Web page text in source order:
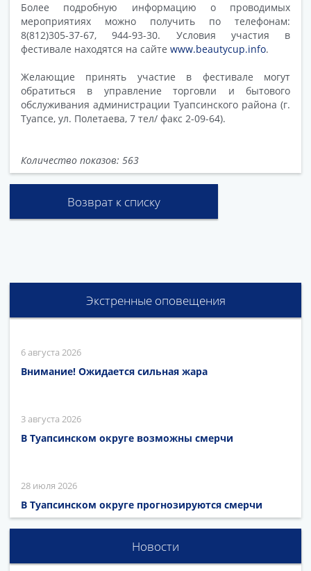
Более подробную информацию о проводимых
мероприятиях можно получить по телефонам:
8(812)305-37-67, 944-93-30. Условия участия в
фестивале находятся на сайте www.beautycup.info.
Желающие принять участие в фестивале могут
обратиться в управление торговли и бытового
обслуживания администрации Туапсинского района (г.
Туапсе, ул. Полетаева, 7 тел/ факс 2-09-64).
Количество показов: 563
Возврат к списку
Экстренные оповещения
6 августа 2026
Внимание! Ожидается сильная жара
3 августа 2026
В Туапсинском округе возможны смерчи
28 июля 2026
В Туапсинском округе прогнозируются смерчи
Новости